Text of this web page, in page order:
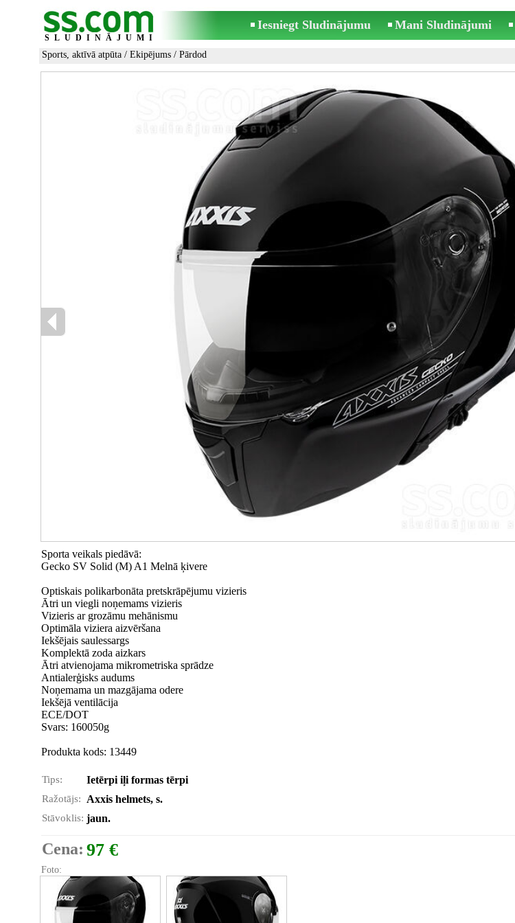
SLUDINĀJUMI
Iesniegt Sludinājumu Mani Sludinājumi
Sports, aktīvā atpūta / Ekipējums / Pārdod
Sporta veikals piedāvā:
Gecko SV Solid (M) A1 Melnā ķivere
Optiskais polikarbonāta pretskrāpējumu vizieris
Ātri un viegli noņemams vizieris
Vizieris ar grozāmu mehānismu
Optimāla viziera aizvēršana
Iekšējais saulessargs
Komplektā zoda aizkars
Ātri atvienojama mikrometriska sprādze
Antialerģisks audums
Noņemama un mazgājama odere
Iekšējā ventilācija
ECE/DOT
Svars: 160050g
Produkta kods: 13449
Tips: Ietērpi iļi formas tērpi
Ražotājs: Axxis helmets, s.
Stāvoklis: jaun.
Cena: 97 €
Foto: